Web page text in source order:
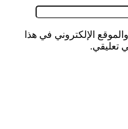
الإلكتروني في هذا
تعليقي.